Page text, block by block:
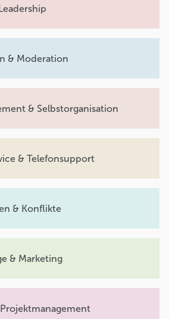
& Moderation
& Selbstorganisation
& Telefonsupport
& Konflikte
& Marketing